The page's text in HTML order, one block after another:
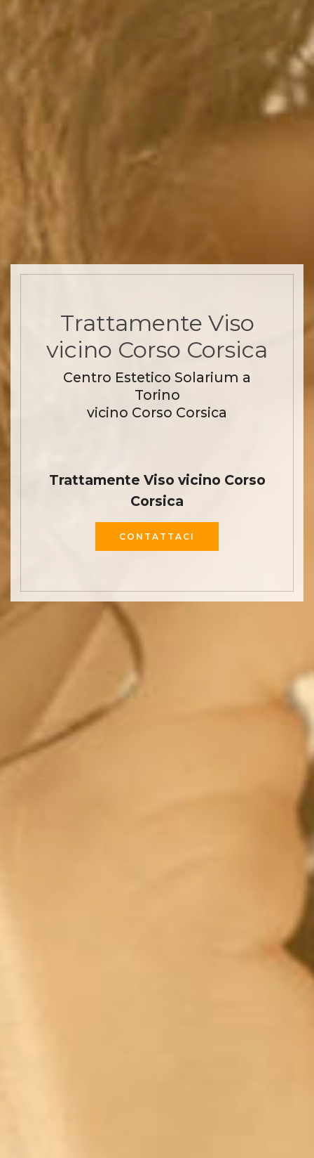
Trattamente Viso
vicino Corso Corsica
Centro Estetico Solarium a
Torino
vicino Corso Corsica
Trattamente Viso vicino Corso
Corsica
CONTATTACI